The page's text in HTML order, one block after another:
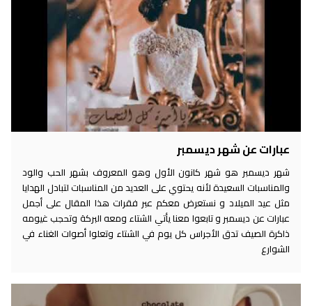
عبارات عن شهر ديسمبر
شهر ديسمبر هو شهر كانون الأول وهو المعروف بشهر الحب والود
والمناسبات السعيدة لأنه يحتوي على العديد من المناسبات لتبادل الهدايا
مثل عيد الميلاد و نستعرض معكم عبر فقرات هذا المقال على أجمل
عبارات عن ديسمبر و تابعوا معنا يأتي الشتاء ومعه البركة وتحجب غيومه
ذاكرة الصيف تدق الأجراس كل يوم في الشتاء وتعلوا أصوات الغناء في
الشوارع